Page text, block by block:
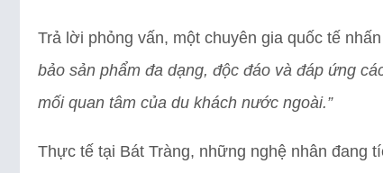
Trả lời phỏng vấn, một chuyên gia quốc tế
bảo sản phẩm đa dạng, độc đáo và đáp ứng
mối quan tâm của du khách nước ngoài.”
Thực tế tại Bát Tràng, những nghệ nhân đang